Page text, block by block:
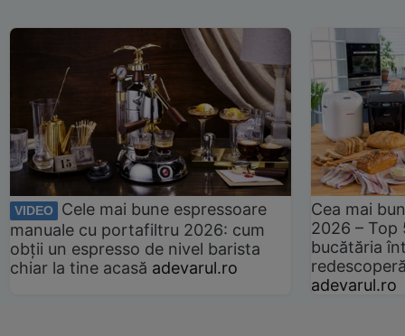
VIDEO
Cele mai bune espressoare
manuale cu portafiltru 2026: cum
obții un espresso de nivel barista
chiar la tine acasă adevarul.ro
Cea mai
2026 –
bucătăria
adevarul.ro